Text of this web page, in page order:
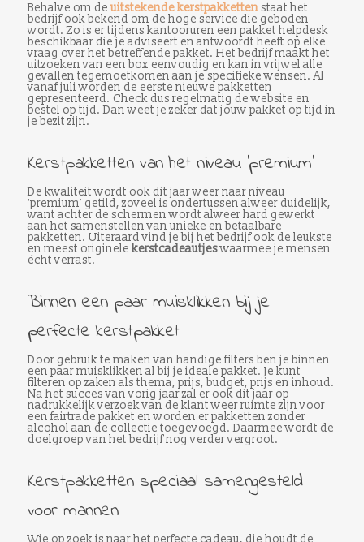
Behalve om deuitstekende kerstpakkettenstaat het
bedrijf ook bekend om de hoge service die geboden
wordt. Zo is er tijdens kantooruren een pakket helpdesk
beschikbaar die je adviseert en antwoordt heeft op elke
vraag over het betreffende pakket. Het bedrijf maakt het
uitzoeken van een box eenvoudig en kan in vrijwel alle
gevallen tegemoetkomen aan je specifieke wensen. Al
vanaf juli worden de eerste nieuwe pakketten
gepresenteerd. Check dus regelmatig de website en
bestel op tijd. Dan weet je zeker dat jouw pakket op tijd in
je bezit zijn.
Kerstpakketten van het niveau ‘premium’
De kwaliteit wordt ook dit jaar weer naar niveau
‘premium’ getild, zoveel is ondertussen alweer duidelijk,
want achter de schermen wordt alweer hard gewerkt
aan het samenstellen van unieke en betaalbare
pakketten. Uiteraard vind je bij het bedrijf ook de leukste
en meest originele kerstcadeautjeswaarmee je mensen
écht verrast.
Binnen een paar muisklikken bij je
perfecte kerstpakket
Door gebruik te maken van handige filters ben je binnen
een paar muisklikken al bij je ideale pakket. Je kunt
filteren op zaken als thema, prijs, budget, prijs en inhoud.
Na het succes van vorig jaar zal er ook dit jaar op
nadrukkelijk verzoek van de klant weer ruimte zijn voor
een fairtrade pakket en worden er pakketten zonder
alcohol aan de collectie toegevoegd. Daarmee wordt de
doelgroep van het bedrijf nog verder vergroot.
Kerstpakketten speciaal samengesteld
voor mannen
Wie op zoek is naar het perfecte cadeau, die houdt de